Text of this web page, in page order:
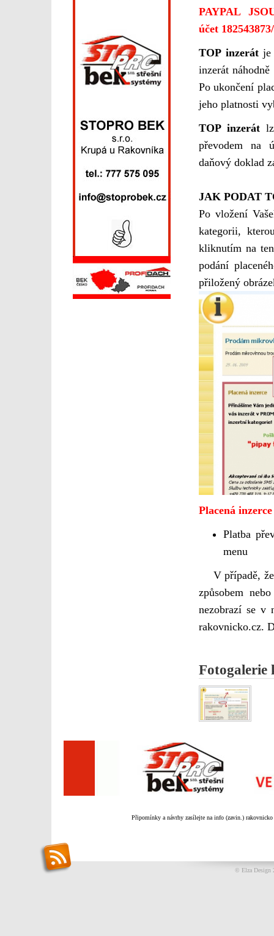
PAYPAL
účet
TOP inzerátje
inzerát
Po ukončení
jeho platnosti
TOP inzerát
převodem na
daňový doklad
JAK PODAT
Po vložení
kategorii,
kliknutím na
podání
přiložený
Placená
Platba
menu
V případě, že
způsobem
nezobrazí se v
rakovnicko.cz.
Fotogalerie
Připomínky a návrhy zasílejte na info (zavin.) rakovnicko
© Elza Design